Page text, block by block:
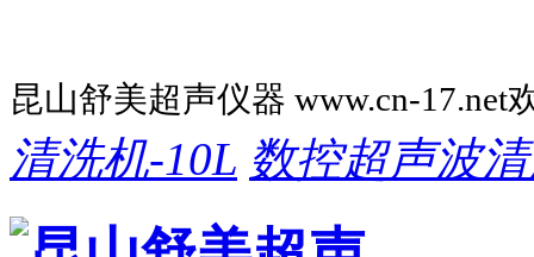
昆山舒美超声仪器 www.cn-17.net
清洗机-10L 数控超声波